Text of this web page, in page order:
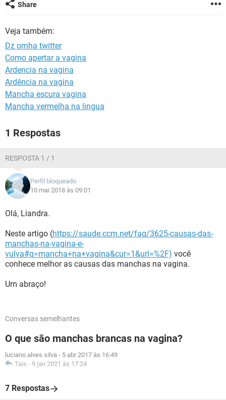
Share
Veja também:
Dz omha twitter
Como apertar a vagina
Ardencia na vagina
Ardência na vagina
Mancha escura vagina
Mancha vermelha na lingua
1 Respostas
RESPOSTA 1 / 1
Perfil bloqueado
10 mai 2018 às 09:01
Olá, Liandra.
Neste artigo (https://saude.ccm.net/faq/3625-causas-das-
manchas-na-vagina-e-
vulva#q=mancha+na+vagina&cur=1&url=%2F) você
conhece melhor as causas das manchas na vagina.
Um abraço!
Conversas semelhantes
O que são manchas brancas na vagina?
luciano alves silva - 5 abr 2017 às 16:49
Tais - 9 jan 2021 às 17:24
7 Respostas